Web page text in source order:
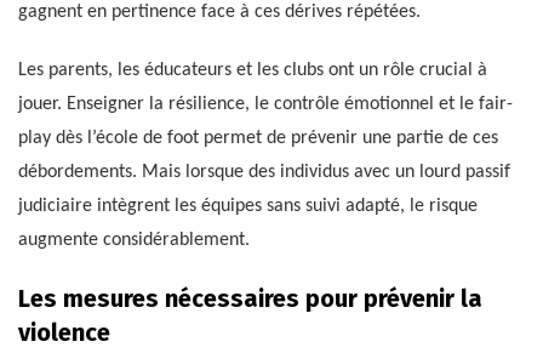
gagnent en pertinence face à ces dérives répétées.
Les parents, les éducateurs et les clubs ont un rôle crucial à
jouer. Enseigner la résilience, le contrôle émotionnel et le fair-
play dès l’école de foot permet de prévenir une partie de ces
débordements. Mais lorsque des individus avec un lourd passif
judiciaire intègrent les équipes sans suivi adapté, le risque
augmente considérablement.
Les mesures nécessaires pour prévenir la
violence